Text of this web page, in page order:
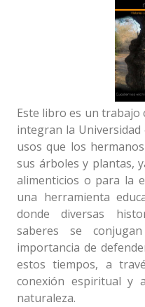
Este libro es un trabajo
integran la
usos que los
sus árboles y plantas,
alimenticios o para la
una herramienta
donde diversas
saberes se
importancia de
estos tiempos, a
conexión espiritual y
naturaleza.